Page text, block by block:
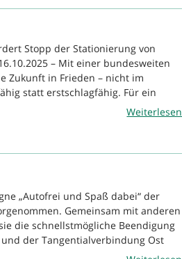
Stopp der Stationierung von
– Mit einer bundesweiten
Zukunft in Frieden – nicht im
statt erstschlagfähig. Für ein
Weiterlesen
„Autofrei und Spaß dabei“ der
Gemeinsam mit anderen
die schnellstmögliche Beendigung
der Tangentialverbindung Ost